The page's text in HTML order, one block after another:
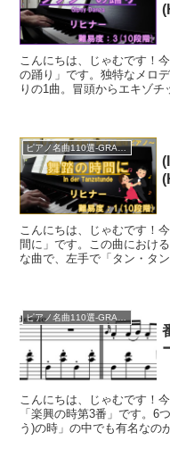
こんにちは、じゃむです！
の踊り」です。独特なメロ
りの1曲。冒頭からエキゾチ
ピアノ名曲110選-GRADE A
こんにちは、じゃむです！
間に」です。この曲におけ
な曲で、左手で「タン・タ
こんにちは、じゃむです！
「楽興の時第3番」です。6
う)の時」の中でも有名なの